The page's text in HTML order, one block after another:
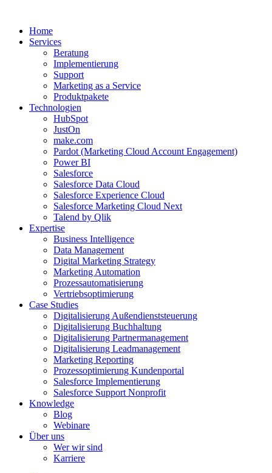
wechselnHome
Services
Beratung
Implementierung
Support
Marketing as a Service
Produktpakete
Technologien
HubSpot
JustOn
make.com
Pardot (Marketing Cloud Account Engagement)
Power BI
Salesforce
Salesforce Data Cloud
Salesforce Experience Cloud
Salesforce Marketing Cloud Next
Talend by Qlik
Expertise
Business Intelligence
Data Management
Digital Marketing Strategy
Marketing Automation
Prozessautomatisierung
Vertriebsoptimierung
Case Studies
Digitalisierung Außendienststeuerung
Digitalisierung Buchhaltung
Digitalisierung Partnermanagement
Digitalisierung Leadmanagement
Marketing Reporting
Prozessoptimierung Kundenportal
Salesforce Implementierung
Salesforce Support Nonprofit
Knowledge
Blog
Webinare
Über uns
Wer wir sind
Karriere